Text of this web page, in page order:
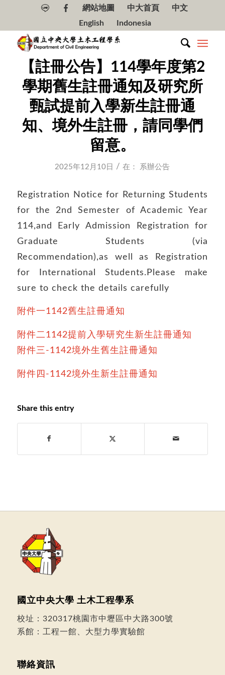
網站地圖 中大首頁
中文
English
Indonesia
【註冊公告】114學年度第2
學期舊生註冊通知及研究所
甄試提前入學新生註冊通
知、境外生註冊，請同學們
留意。
2025年12月10日 / 在： 系辦公告
Registration Notice for Returning Students
for the 2nd Semester of Academic Year
114,and Early Admission Registration for
Graduate Students (via
Recommendation),as well as Registration
for International Students.Please make
sure to check the details carefully
附件一1142舊生註冊通知
附件二1142提前入學研究生新生註冊通知
附件三-1142境外生舊生註冊通知
附件四-1142境外生新生註冊通知
Share this entry
國立中央大學 土木工程學系
校址： 320317桃園市中壢區中大路300號
系館：工程一館、大型力學實驗館
聯絡資訊